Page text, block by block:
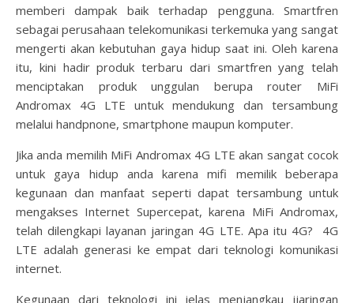
memberi dampak baik terhadap pengguna. Smartfren
sebagai perusahaan telekomunikasi terkemuka yang sangat
mengerti akan kebutuhan gaya hidup saat ini. Oleh karena
itu, kini hadir produk terbaru dari smartfren yang telah
menciptakan produk unggulan berupa router MiFi
Andromax 4G LTE untuk mendukung dan tersambung
melalui handpnone, smartphone maupun komputer.
Jika anda memilih MiFi Andromax 4G LTE akan sangat cocok
untuk gaya hidup anda karena mifi memilik beberapa
kegunaan dan manfaat seperti dapat tersambung untuk
mengakses Internet Supercepat, karena MiFi Andromax,
telah dilengkapi layanan jaringan 4G LTE. Apa itu 4G? 4G
LTE adalah generasi ke empat dari teknologi komunikasi
internet.
Kegunaan dari teknologi ini jelas menjangkau jjaringan